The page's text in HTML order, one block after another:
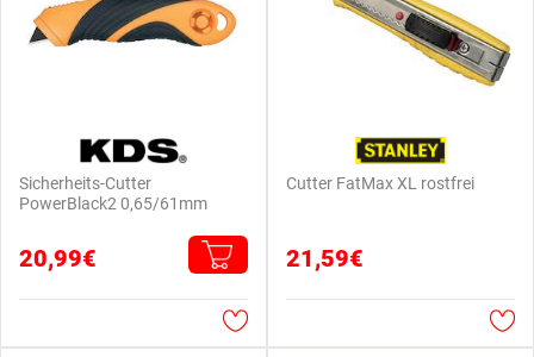
Sicherheits-Cutter
PowerBlack2 0,65/61mm
20,99€
Cutter FatMax XL rostfrei
21,59€